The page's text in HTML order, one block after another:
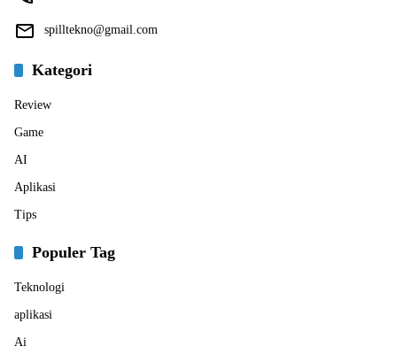
spilltekno@gmail.com
Kategori
Review
Game
AI
Aplikasi
Tips
Populer Tag
Teknologi
aplikasi
Ai